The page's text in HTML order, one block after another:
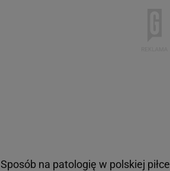
Sposób na patologię w polskiej piłce